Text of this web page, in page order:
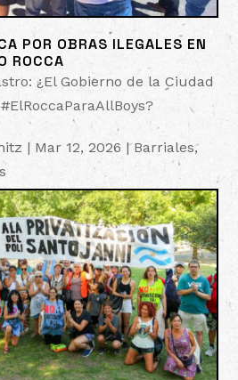
POR OBRAS ILEGALES EN
ROCCA
| Mar 12, 2026 |Barriales,
¿El Gobierno de la Ciudad